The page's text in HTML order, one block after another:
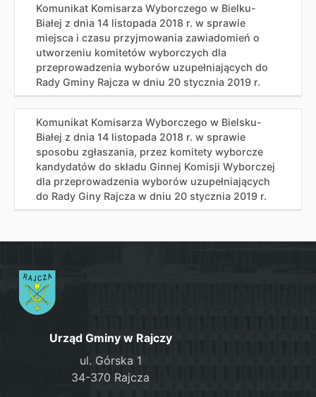
Komunikat Komisarza Wyborczego w Bielku-
Białej z dnia 14 listopada 2018 r. w sprawie
miejsca i czasu przyjmowania zawiadomień o
utworzeniu komitetów wyborczych dla
przeprowadzenia wyborów uzupełniających do
Rady Gminy Rajcza w dniu 20 stycznia 2019 r.
Komunikat Komisarza Wyborczego w Bielsku-
Białej z dnia 14 listopada 2018 r. w sprawie
sposobu zgłaszania, przez komitety wyborcze
kandydatów do składu Ginnej Komisji Wyborczej
dla przeprowadzenia wyborów uzupełniających
do Rady Giny Rajcza w dniu 20 stycznia 2019 r.
Urząd Gminy w Rajczy
ul. Górska 1
34-370 Rajcza